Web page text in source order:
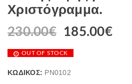
Χριστόγραμμα.
230.00€ 185.00€
OUT OF STOCK
ΚΩΔΙΚΌΣ: PN0102